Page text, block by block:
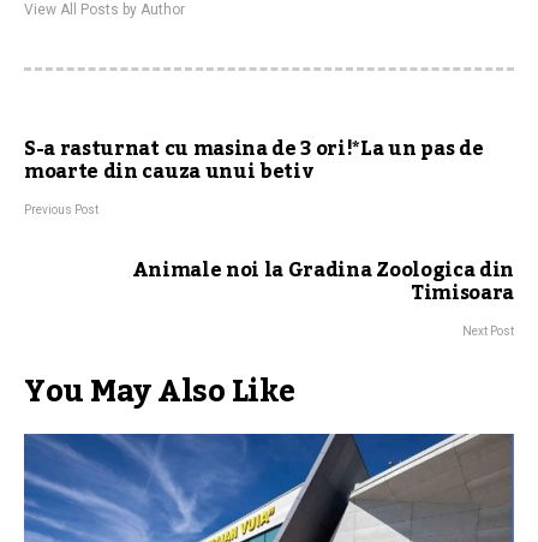
View All Posts by Author
S-a rasturnat cu masina de 3 ori!*La un pas de
moarte din cauza unui betiv
Previous Post
Animale noi la Gradina Zoologica din
Timisoara
Next Post
You May Also Like